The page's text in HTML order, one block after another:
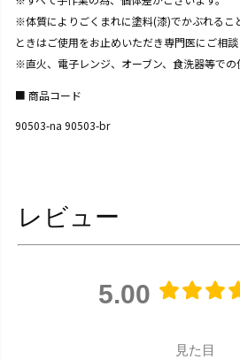
※体質によりごくまれに塗料(漆)でかぶれるこ
ときはご使用をお止めいただき専門医にご相談
※直火、電子レンジ、オーブン、食洗器等での
商品コード
90503-na 90503-br
レビュー
5.00
見た目